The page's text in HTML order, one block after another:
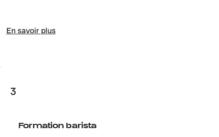
En savoir plus
3
Formation barista